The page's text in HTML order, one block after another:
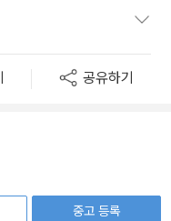
공유하기
중고 등록